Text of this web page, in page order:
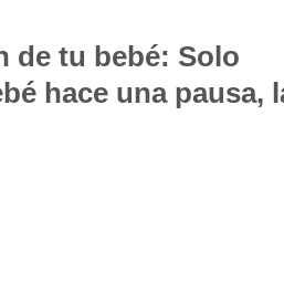
de tu bebé: Solo
hace una pausa,